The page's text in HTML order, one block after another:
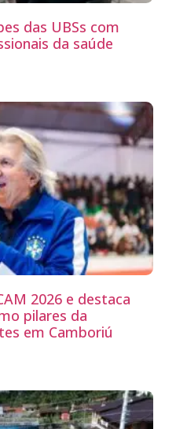
das UBSs com
da saúde
2026 e destaca
pilares da
em Camboriú